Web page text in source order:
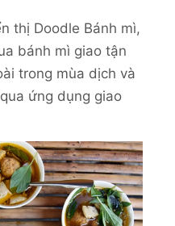
thị Doodle Bánh mì,
bánh mì giao tận
trong mùa dịch và
ứng dụng giao